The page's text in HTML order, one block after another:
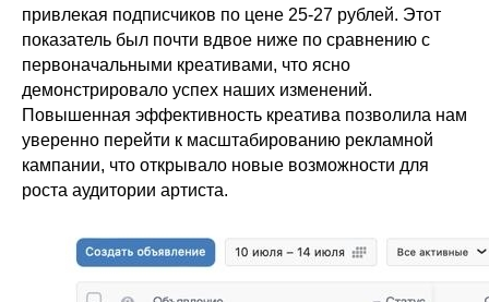
привлекая подписчиков по цене 25-27 рублей. Этот
показатель был почти вдвое ниже по сравнению с
первоначальными креативами, что ясно
демонстрировало успех наших изменений.
Повышенная эффективность креатива позволила нам
уверенно перейти к масштабированию рекламной
кампании, что открывало новые возможности для
роста аудитории артиста.